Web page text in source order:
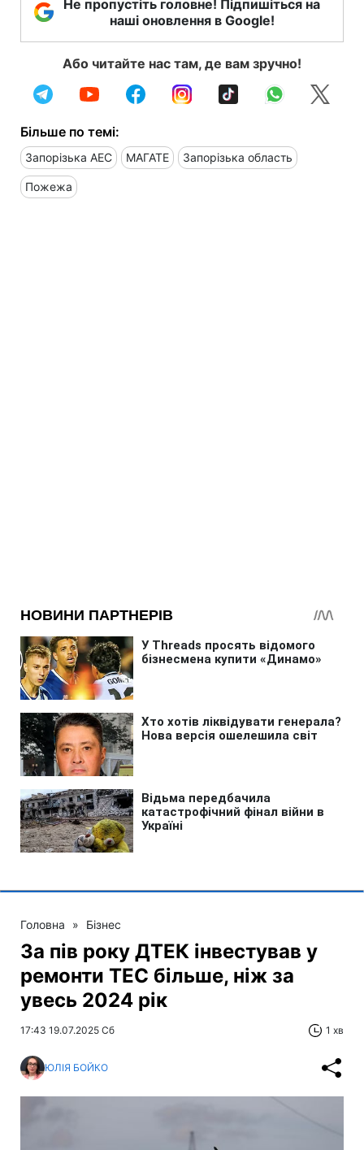
Не пропустіть головне! Підпишіться на
наші оновлення в Google!
Або читайте нас там, де вам зручно!
Більше по темі:
Запорізька АЕС МАГАТЕ Запорізька область
Пожежа
Головна » Бізнес
За пів року ДТЕК інвестував у
ремонти ТЕС більше, ніж за
увесь 2024 рік
17:43 19.07.2025 Сб 1 хв
ЮЛІЯ БОЙКО